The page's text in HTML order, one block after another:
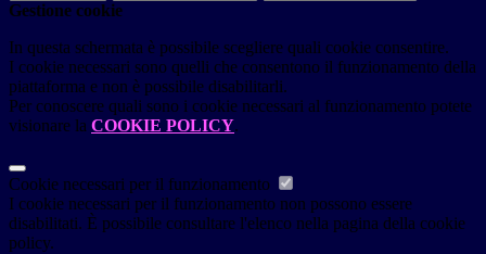
Gestione cookie
In questa schermata è possibile scegliere quali cookie consentire.
I cookie necessari sono quelli che consentono il funzionamento della
piattaforma e non è possibile disabilitarli.
Per conoscere quali sono i cookie necessari al funzionamento potete
visionare la COOKIE POLICY.
Cookie necessari per il funzionamento
I cookie necessari per il funzionamento non possono essere
disabilitati. È possibile consultare l'elenco nella pagina della cookie
policy.